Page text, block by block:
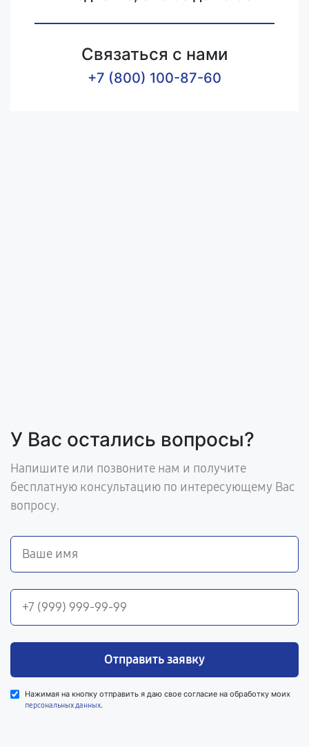
Связаться с нами
+7 (800) 100-87-60
У Вас остались вопросы?
Напишите или позвоните нам и получите
бесплатную консультацию по интересующему Вас
вопросу.
Отправить заявку
Нажимая на кнопку отправить я даю свое согласие на обработку моих
персональных данных.